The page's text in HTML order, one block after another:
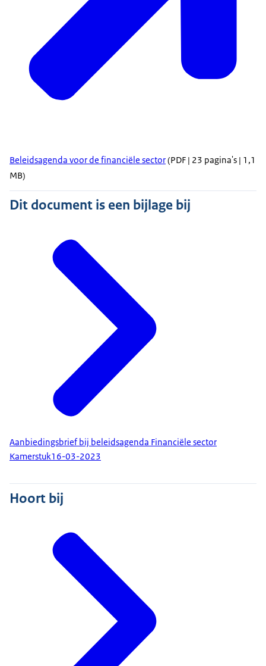
Beleidsagenda voor de financiële sector(PDF | 23 pagina's | 1,1
MB)
Dit document is een bijlage bij
Aanbiedingsbrief bij beleidsagenda Financiële sector
Kamerstuk16-03-2023
Hoort bij